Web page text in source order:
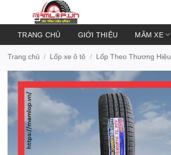
TRANG CHỦ GIỚI THIỆU MÂM XE
Trang chủ / Lốp xe ô tô / Lốp Theo Thương Hiệu